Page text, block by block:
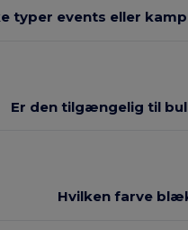
typer events eller
Er den tilgængelig til
Hvilken farve